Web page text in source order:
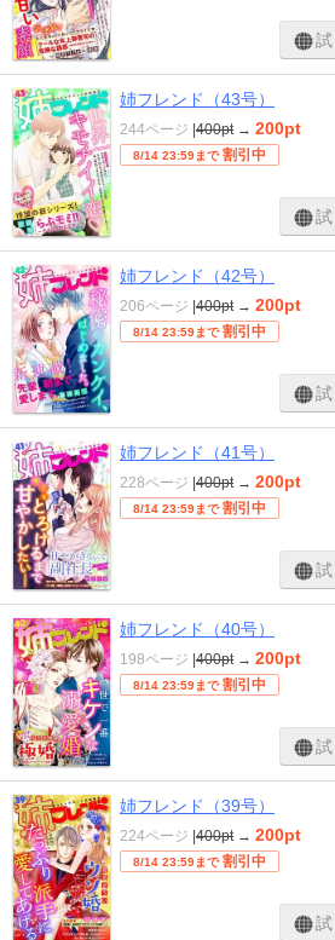
試
姉フレンド（43号）
244ページ |400pt → 200pt
8/14 23:59まで 割引中
試
姉フレンド（42号）
206ページ |400pt → 200pt
8/14 23:59まで 割引中
試
姉フレンド（41号）
228ページ |400pt → 200pt
8/14 23:59まで 割引中
試
姉フレンド（40号）
198ページ |400pt → 200pt
8/14 23:59まで 割引中
試
姉フレンド（39号）
224ページ |400pt → 200pt
8/14 23:59まで 割引中
試